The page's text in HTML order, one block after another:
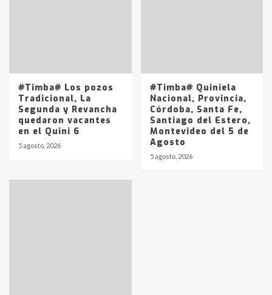
#Timba# Los pozos
Tradicional, La
Segunda y Revancha
quedaron vacantes
en el Quini 6
5 agosto, 2026
#Timba# Quiniela
Nacional, Provincia,
Córdoba, Santa Fe,
Santiago del Estero,
Montevideo del 5 de
Agosto
5 agosto, 2026